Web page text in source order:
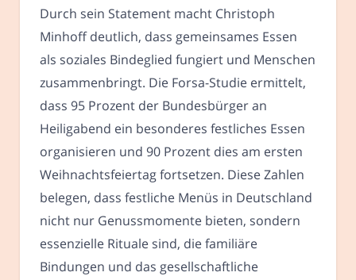
Durch sein Statement macht Christoph
Minhoff deutlich, dass gemeinsames Essen
als soziales Bindeglied fungiert und Menschen
zusammenbringt. Die Forsa-Studie ermittelt,
dass 95 Prozent der Bundesbürger an
Heiligabend ein besonderes festliches Essen
organisieren und 90 Prozent dies am ersten
Weihnachtsfeiertag fortsetzen. Diese Zahlen
belegen, dass festliche Menüs in Deutschland
nicht nur Genussmomente bieten, sondern
essenzielle Rituale sind, die familiäre
Bindungen und das gesellschaftliche